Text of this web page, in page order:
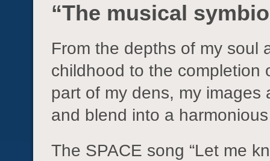
“The musical
From the depths of my soul
childhood to the completion
part of my dens, my images
and blend into a
The SPACE song “Let me